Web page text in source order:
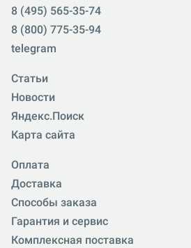
8 (495) 565-35-74
8 (800) 775-35-94
telegram
Статьи
Новости
Яндекс.Поиск
Карта сайта
Оплата
Доставка
Способы заказа
Гарантия и сервис
Комплексная поставка